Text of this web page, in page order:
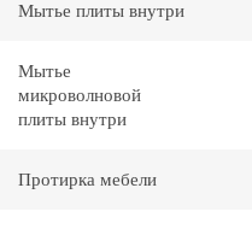
Мытье плиты внутри
Мытье
микроволновой
плиты внутри
Протирка мебели